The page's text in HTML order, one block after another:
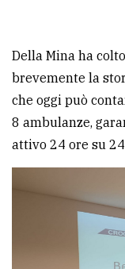
Della Mina ha
brevemente la
che oggi può
8 ambulanze,
attivo 24 ore su